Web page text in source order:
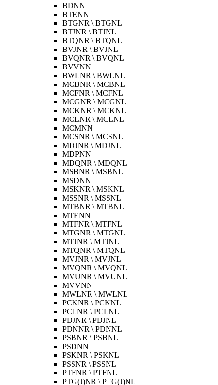
BDNN
BTENN
BTGNR \ BTGNL
BTJNR \ BTJNL
BTQNR \ BTQNL
BVJNR \ BVJNL
BVQNR \ BVQNL
BVVNN
BWLNR \ BWLNL
MCBNR \ MCBNL
MCFNR \ MCFNL
MCGNR \ MCGNL
MCKNR \ MCKNL
MCLNR \ MCLNL
MCMNN
MCSNR \ MCSNL
MDJNR \ MDJNL
MDPNN
MDQNR \ MDQNL
MSBNR \ MSBNL
MSDNN
MSKNR \ MSKNL
MSSNR \ MSSNL
MTBNR \ MTBNL
MTENN
MTFNR \ MTFNL
MTGNR \ MTGNL
MTJNR \ MTJNL
MTQNR \ MTQNL
MVJNR \ MVJNL
MVQNR \ MVQNL
MVUNR \ MVUNL
MVVNN
MWLNR \ MWLNL
PCKNR \ PCKNL
PCLNR \ PCLNL
PDJNR \ PDJNL
PDNNR \ PDNNL
PSBNR \ PSBNL
PSDNN
PSKNR \ PSKNL
PSSNR \ PSSNL
PTFNR \ PTFNL
PTG(J)NR \ PTG(J)NL